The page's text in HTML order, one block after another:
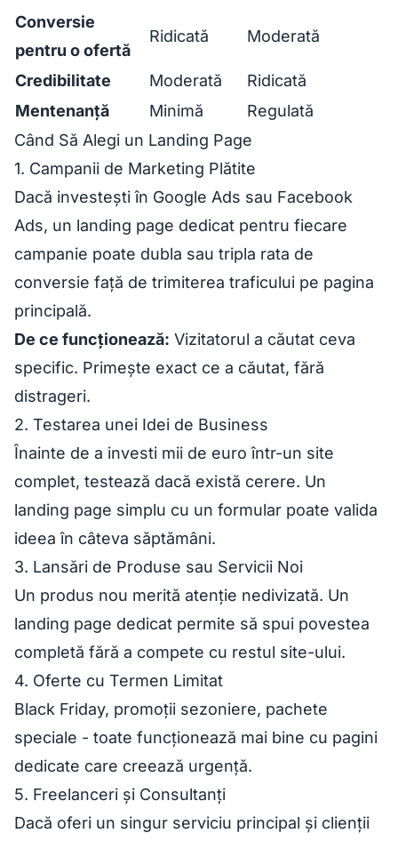
Conversie
pentru o ofertă
Ridicată Moderată
Credibilitate Moderată
Ridicată
Mentenanță
Minimă
Regulată
Când Să Alegi un Landing Page
1. Campanii de Marketing Plătite
Dacă investești în Google Ads sau Facebook
Ads, un landing page dedicat pentru fiecare
campanie poate dubla sau tripla rata de
conversie față de trimiterea traficului pe pagina
principală.
De ce funcționează: Vizitatorul a căutat ceva
specific. Primește exact ce a căutat, fără
distrageri.
2. Testarea unei Idei de Business
Înainte de a investi mii de euro într-un site
complet, testează dacă există cerere. Un
landing page simplu cu un formular poate valida
ideea în câteva săptămâni.
3. Lansări de Produse sau Servicii Noi
Un produs nou merită atenție nedivizată. Un
landing page dedicat permite să spui povestea
completă fără a compete cu restul site-ului.
4. Oferte cu Termen Limitat
Black Friday, promoții sezoniere, pachete
speciale - toate funcționează mai bine cu pagini
dedicate care creează urgență.
5. Freelanceri și Consultanți
Dacă oferi un singur serviciu principal și clienții